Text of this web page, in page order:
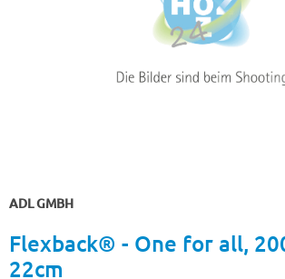
ADL GMBH
Flexback® - One for all,
22cm